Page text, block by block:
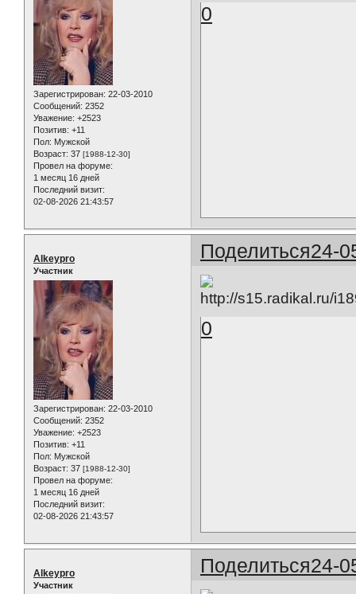
Зарегистрирован: 22-03-2010
Сообщений: 2352
Уважение: +2523
Позитив: +11
Пол: Мужской
Возраст: 37 [1988-12-30]
Провел на форуме:
1 месяц 16 дней
Последний визит:
02-08-2026 21:43:57
0
Поделиться24-
Alkeypro
Участник
Зарегистрирован: 22-03-2010
Сообщений: 2352
Уважение: +2523
Позитив: +11
Пол: Мужской
Возраст: 37 [1988-12-30]
Провел на форуме:
1 месяц 16 дней
Последний визит:
02-08-2026 21:43:57
0
Поделиться24-
Alkeypro
Участник